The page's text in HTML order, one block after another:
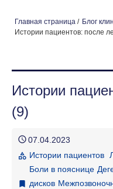
БЛОГ КЛИНИКИ
ГЛАВНАЯ СТРАНИЦА
МЕТОДЫ ЛЕЧЕНИЯ
О КЛИНИКЕ
О ЛЕЧЕНИИ В КЛИНИКЕ
Главная страница / Блог
Истории пациентов: после
Истории
(9)
schedule07.04.2023
category Истории пациентов
bookmark
Боли в пояснице
дисков